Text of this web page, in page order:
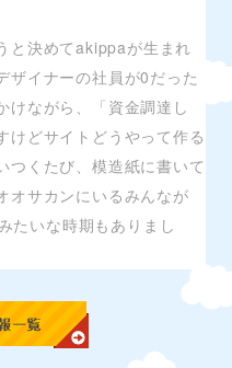
と決めてakippaが生まれ
ザイナーの社員が0だった
けながら、「資金調達し
けどサイトどうやって作る
つくたび、模造紙に書いて
オサカンにいるみんなが
たいな時期もありまし